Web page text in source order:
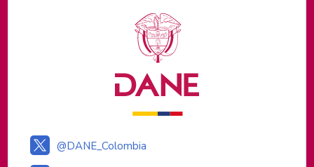
Logos institucionales
@DANE_Colombia